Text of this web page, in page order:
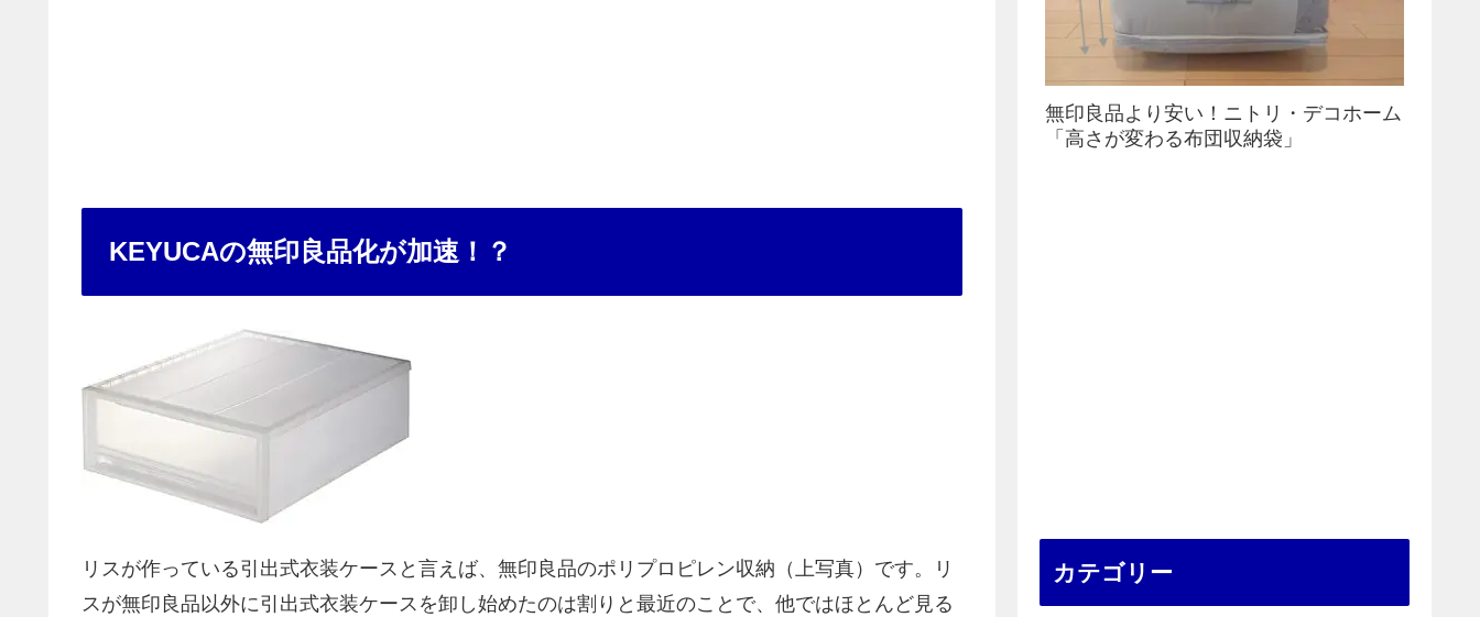
KEYUCAの無印良品化が加速！？
リスが作っている引出式衣装ケースと言えば、無印良品のポリプロピレン収納（上写真）です。リ
スが無印良品以外に引出式衣装ケースを卸し始めたのは割りと最近のことで、他ではほとんど見る
無印良品より安い！ニトリ・デコホーム
「高さが変わる布団収納袋」
カテゴリー